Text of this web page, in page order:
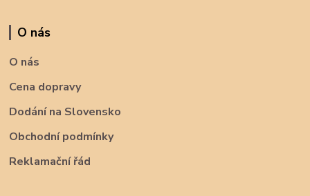
O nás
O nás
Cena dopravy
Dodání na Slovensko
Obchodní podmínky
Reklamační řád